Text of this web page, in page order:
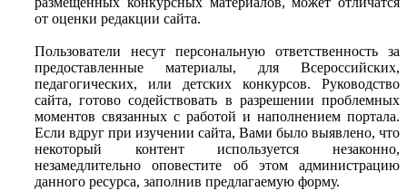
от оценки редакции сайта.
Пользователи несут персональную ответственность за
предоставленные материалы, для Всероссийских,
педагогических, или детских конкурсов. Руководство
сайта, готово содействовать в разрешении проблемных
моментов связанных с работой и наполнением портала.
Если вдруг при изучении сайта, Вами было выявлено, что
некоторый контент используется незаконно,
незамедлительно оповестите об этом администрацию
данного ресурса, заполнив предлагаемую форму.